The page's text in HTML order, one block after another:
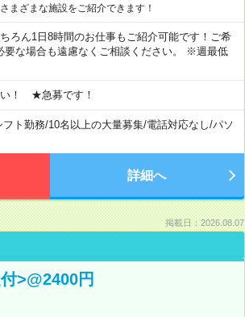
ざまな施設をご紹介できます！
ろん1日8時間のお仕事もご紹介可能です！ご希
な場合も遠慮なくご相談ください。 ※週最低
い！ ★急募です！
フト勤務/10名以上の大量募集/電話対応なし/パソ
詳細へ
掲載日：2026.08.07
>@2400円